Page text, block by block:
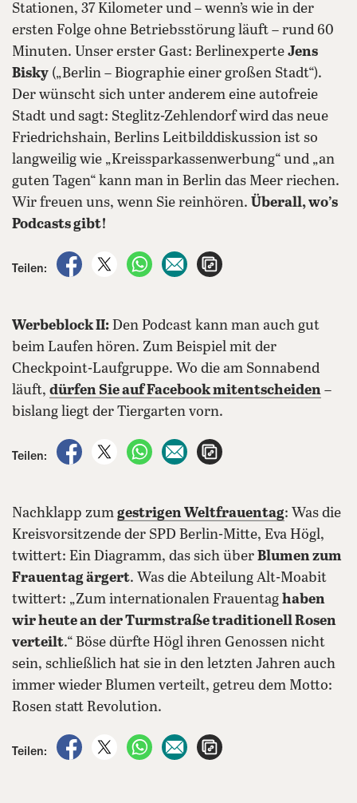
Stationen, 37 Kilometer und – wenn’s wie in der
ersten Folge ohne Betriebsstörung läuft – rund 60
Minuten. Unser erster Gast: Berlinexperte Jens
Bisky („Berlin – Biographie einer großen Stadt“).
Der wünscht sich unter anderem eine autofreie
Stadt und sagt: Steglitz-Zehlendorf wird das neue
Friedrichshain, Berlins Leitbilddiskussion ist so
langweilig wie „Kreissparkassenwerbung“ und „an
guten Tagen“ kann man in Berlin das Meer riechen.
Wir freuen uns, wenn Sie reinhören. Überall, wo’s
Podcasts gibt!
Teilen:
auf Facebook teilen
auf X teilenper WhatsApp teilen
per E-Mail teilen
Werbeblock II: Den Podcast kann man auch gut
beim Laufen hören. Zum Beispiel mit der
Checkpoint-Laufgruppe. Wo die am Sonnabend
läuft, dürfen Sie auf Facebook mitentscheiden –
bislang liegt der Tiergarten vorn.
Teilen:
auf Facebook teilen
auf X teilenper WhatsApp teilen
per E-Mail teilen
Nachklapp zum gestrigen Weltfrauentag: Was die
Kreisvorsitzende der SPD Berlin-Mitte, Eva Högl,
twittert: Ein Diagramm, das sich über Blumen zum
Frauentag ärgert. Was die Abteilung Alt-Moabit
twittert: „Zum internationalen Frauentag haben
wir heute an der Turmstraße traditionell Rosen
verteilt.“ Böse dürfte Högl ihren Genossen nicht
sein, schließlich hat sie in den letzten Jahren auch
immer wieder Blumen verteilt, getreu dem Motto:
Rosen statt Revolution.
Teilen:
auf Facebook teilen
auf X teilenper WhatsApp teilen
per E-Mail teilen